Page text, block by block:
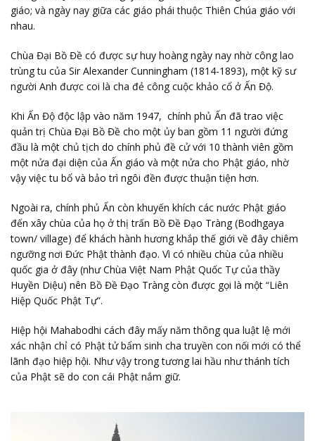
giáo; và ngày nay giữa các giáo phái thuộc Thiên Chúa giáo với
nhau.
Chùa Đại Bồ Đề có được sự huy hoàng ngày nay nhờ công lao
trùng tu của Sir Alexander Cunningham (1814-1893), một kỹ sư
người Anh được coi là cha đẻ công cuộc khảo cổ ở Ấn Độ.
Khi Ấn Độ độc lập vào năm 1947, chính phủ Ấn đã trao việc
quản trị Chùa Đại Bồ Đề cho một ủy ban gồm 11 người đứng
đầu là một chủ tịch do chính phủ đề cử với 10 thành viên gồm
một nửa đại diện của Ấn giáo và một nửa cho Phật giáo, nhờ
vậy việc tu bổ và bảo trì ngôi đền được thuận tiện hơn.
Ngoài ra, chính phủ Ấn còn khuyến khích các nước Phật giáo
đến xây chùa của họ ở thị trấn Bồ Đề Đạo Tràng (Bodhgaya
town/ village) để khách hành hương khắp thế giới về đây chiêm
ngưỡng nơi Đức Phật thành đạo. Vì có nhiều chùa của nhiều
quốc gia ở đây (như Chùa Việt Nam Phật Quốc Tự của thầy
Huyền Diệu) nên Bồ Đề Đạo Tràng còn được gọi là một “Liên
Hiệp Quốc Phật Tự”.
Hiệp hội Mahabodhi cách đây mấy năm thông qua luật lệ mới
xác nhận chỉ có Phật tử bẩm sinh cha truyền con nối mới có thể
lãnh đạo hiệp hội. Như vậy trong tương lai hầu như thánh tích
của Phật sẽ do con cái Phật nắm giữ.